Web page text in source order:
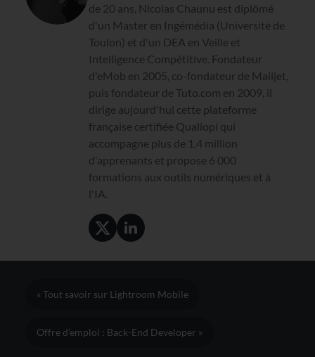
de 20 ans, Nicolas Chaunu est diplômé
d'un Master en Ingémédia (Université de
Toulon) et d'un DEA en Veille et
Intelligence Compétitive. Fondateur
d'eMob en 2005, co-fondateur de Mailjet,
puis fondateur de Tuto.com en 2009, il
dirige aujourd'hui cette plateforme
française certifiée Qualiopi qui
accompagne plus de 1,4 million
d'apprenants et propose 6 000
formations aux outils numériques et à
l'IA.
« Tout savoir sur Lightroom Mobile
Offre d’emploi : Back-End Developer »